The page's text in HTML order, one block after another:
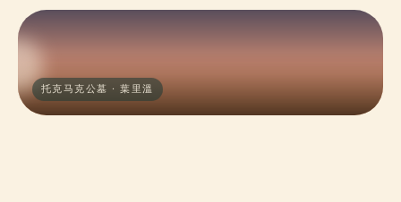
托克马克公墓 · 葉里溫